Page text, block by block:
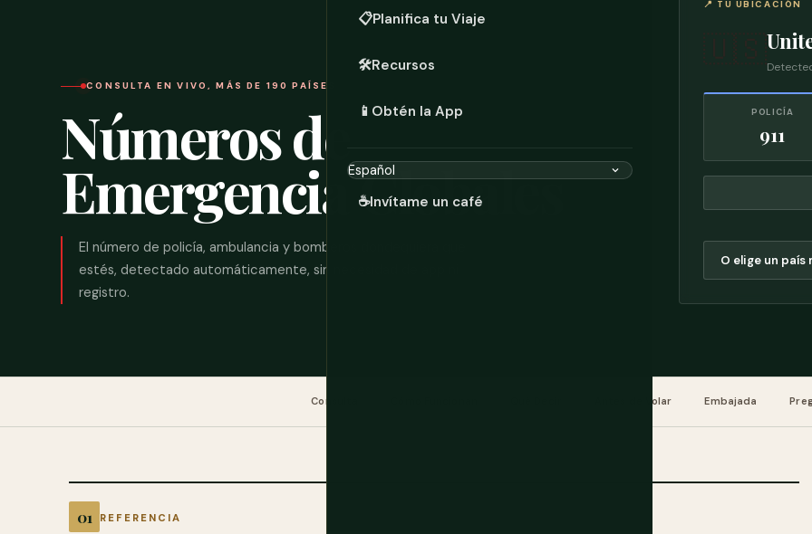
📋Planifica tu Viaje
🛠️Recursos
📱 Obtén la App
☕Invítame un café
CONSULTA EN VIVO, MÁS DE 190 PAÍSES
Números de
Emergencia Globales
El número de policía, ambulancia y bomberos dondequiera que
estés, detectado automáticamente, sin necesidad de app ni
registro.
📍 TU UBICACIÓN
POLICÍA
911
Consulta Antes de Volar Embajada
REFERENCIA